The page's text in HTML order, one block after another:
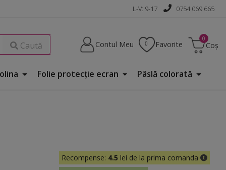
L-V: 9-17 0754 069 665
Caută Contul Meu Favorite Coș
Folie protecţie ecran Pâslă colorată
Recompense: 4.5 lei de la prima comanda